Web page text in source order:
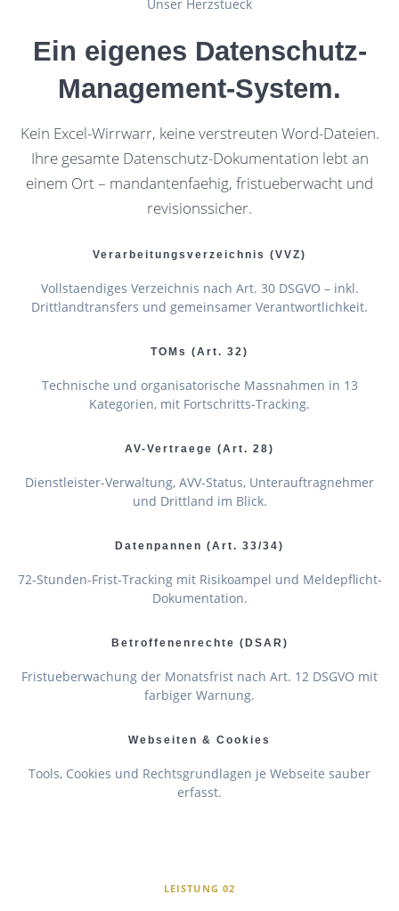
Unser Herzstueck
Ein eigenes Datenschutz-
Management-System.
Kein Excel-Wirrwarr, keine verstreuten Word-Dateien.
Ihre gesamte Datenschutz-Dokumentation lebt an
einem Ort – mandantenfaehig, fristueberwacht und
revisionssicher.
Verarbeitungs­verzeichnis (VVZ)
Vollstaendiges Verzeichnis nach Art. 30 DSGVO – inkl.
Drittlandtransfers und gemeinsamer Verantwortlichkeit.
TOMs (Art. 32)
Technische und organisatorische Massnahmen in 13
Kategorien, mit Fortschritts-Tracking.
AV-Vertraege (Art. 28)
Dienstleister-Verwaltung, AVV-Status, Unterauftragnehmer
und Drittland im Blick.
Datenpannen (Art. 33/34)
72-Stunden-Frist-Tracking mit Risikoampel und Meldepflicht-
Dokumentation.
Betroffenenrechte (DSAR)
Fristueberwachung der Monatsfrist nach Art. 12 DSGVO mit
farbiger Warnung.
Webseiten & Cookies
Tools, Cookies und Rechtsgrundlagen je Webseite sauber
erfasst.
LEISTUNG 02